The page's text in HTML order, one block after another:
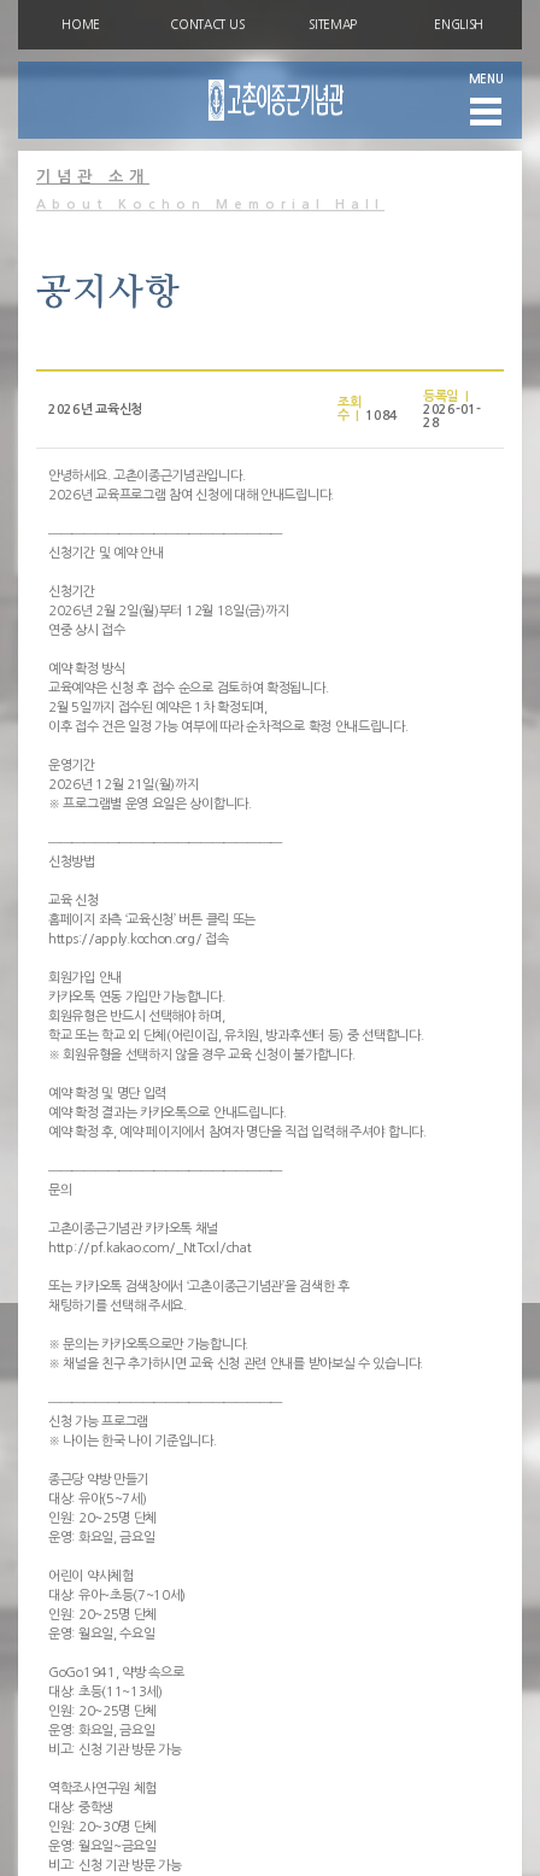
HOME CONTACT US SITEMAP ENGLISH
MENU
기념관 소개
About Kochon Memorial Hall
2026년 교육신청
조회
수 |
1084
등록일 |
2026-01-
28
안녕하세요. 고촌이종근기념관입니다.
2026년 교육프로그램 참여 신청에 대해 안내드립니다.
────────────────────
신청기간 및 예약 안내
신청기간
2026년 2월 2일(월)부터 12월 18일(금)까지
연중 상시 접수
예약 확정 방식
교육예약은 신청 후 접수 순으로 검토하여 확정됩니다.
2월 5일까지 접수된 예약은 1차 확정되며,
이후 접수 건은 일정 가능 여부에 따라 순차적으로 확정 안내드립니다.
운영기간
2026년 12월 21일(월)까지
※ 프로그램별 운영 요일은 상이합니다.
────────────────────
신청방법
교육 신청
홈페이지 좌측 ‘교육신청’ 버튼 클릭 또는
https://apply.kochon.org/ 접속
회원가입 안내
카카오톡 연동 가입만 가능합니다.
회원유형은 반드시 선택해야 하며,
학교 또는 학교 외 단체(어린이집, 유치원, 방과후센터 등) 중 선택합니다.
※ 회원유형을 선택하지 않을 경우 교육 신청이 불가합니다.
예약 확정 및 명단 입력
예약 확정 결과는 카카오톡으로 안내드립니다.
예약 확정 후, 예약 페이지에서 참여자 명단을 직접 입력해 주셔야 합니다.
────────────────────
문의
고촌이종근기념관 카카오톡 채널
http://pf.kakao.com/_NtTcxl/chat
또는 카카오톡 검색창에서 ‘고촌이종근기념관’을 검색한 후
채팅하기를 선택해 주세요.
※ 문의는 카카오톡으로만 가능합니다.
※ 채널을 친구 추가하시면 교육 신청 관련 안내를 받아보실 수 있습니다.
────────────────────
신청 가능 프로그램
※ 나이는 한국 나이 기준입니다.
종근당 약방 만들기
대상: 유아(5~7세)
인원: 20~25명 단체
운영: 화요일, 금요일
어린이 약사체험
대상: 유아~초등(7~10세)
인원: 20~25명 단체
운영: 월요일, 수요일
GoGo1941, 약방 속으로
대상: 초등(11~13세)
인원: 20~25명 단체
운영: 화요일, 금요일
비고: 신청 기관 방문 가능
역학조사연구원 체험
대상: 중학생
인원: 20~30명 단체
운영: 월요일~금요일
비고: 신청 기관 방문 가능